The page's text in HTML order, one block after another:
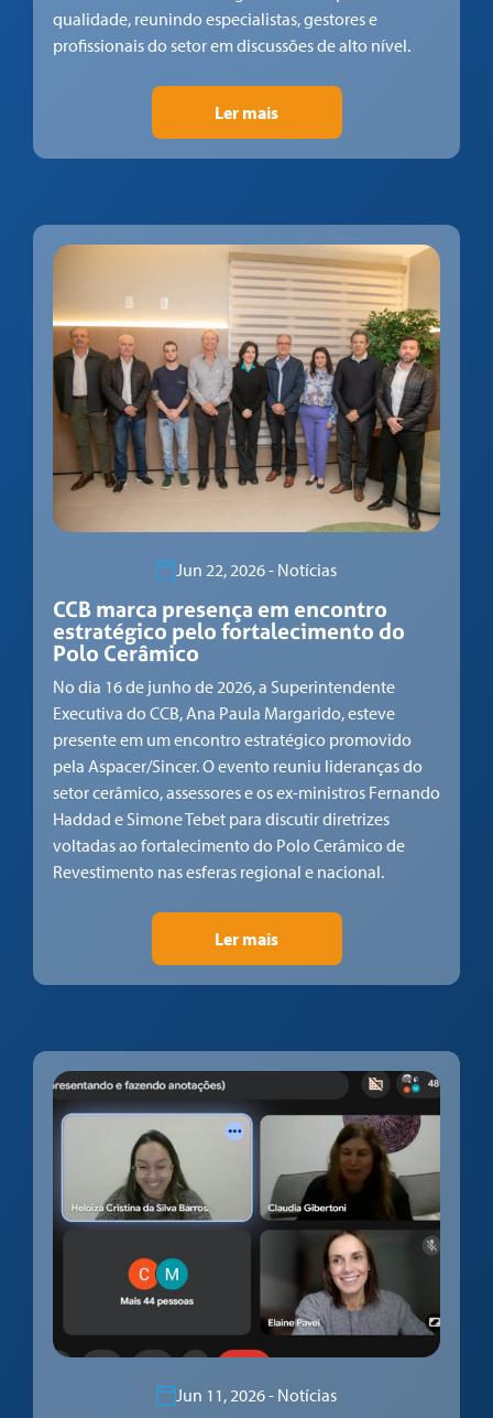
qualidade, reunindo especialistas, gestores e
profissionais do setor em discussões de alto nível.
Ler mais
Jun 22, 2026 - Notícias
CCB marca presença em encontro
estratégico pelo fortalecimento do
Polo Cerâmico
No dia 16 de junho de 2026, a Superintendente
Executiva do CCB, Ana Paula Margarido, esteve
presente em um encontro estratégico promovido
pela Aspacer/Sincer. O evento reuniu lideranças do
setor cerâmico, assessores e os ex-ministros Fernando
Haddad e Simone Tebet para discutir diretrizes
voltadas ao fortalecimento do Polo Cerâmico de
Revestimento nas esferas regional e nacional.
Ler mais
Jun 11, 2026 - Notícias